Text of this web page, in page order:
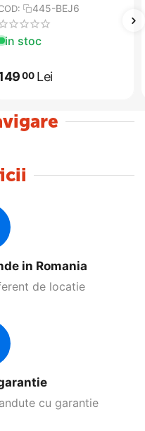
445-BEJ6
445-BEJ6
in stoc
00 Lei
in Romania
de locatie
cu garantie